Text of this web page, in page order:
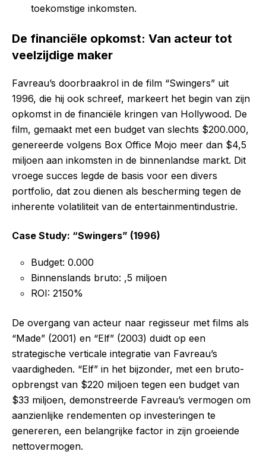
toekomstige inkomsten.
De financiële opkomst: Van acteur tot
veelzijdige maker
Favreau’s doorbraakrol in de film “Swingers” uit
1996, die hij ook schreef, markeert het begin van zijn
opkomst in de financiële kringen van Hollywood. De
film, gemaakt met een budget van slechts $200.000,
genereerde volgens Box Office Mojo meer dan $4,5
miljoen aan inkomsten in de binnenlandse markt. Dit
vroege succes legde de basis voor een divers
portfolio, dat zou dienen als bescherming tegen de
inherente volatiliteit van de entertainmentindustrie.
Case Study: “Swingers” (1996)
Budget: 0.000
Binnenslands bruto: ,5 miljoen
ROI: 2150%
De overgang van acteur naar regisseur met films als
“Made” (2001) en “Elf” (2003) duidt op een
strategische verticale integratie van Favreau’s
vaardigheden. “Elf” in het bijzonder, met een bruto-
opbrengst van $220 miljoen tegen een budget van
$33 miljoen, demonstreerde Favreau’s vermogen om
aanzienlijke rendementen op investeringen te
genereren, een belangrijke factor in zijn groeiende
nettovermogen.